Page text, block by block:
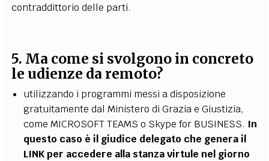
contraddittorio delle parti.
5. Ma come si svolgono in concreto
le udienze da remoto?
utilizzando i programmi messi a disposizione
gratuitamente dal Ministero di Grazia e Giustizia,
come MICROSOFT TEAMS o Skype for BUSINESS. In
questo caso è il giudice delegato che genera il
LINK per accedere alla stanza virtule nel giorno